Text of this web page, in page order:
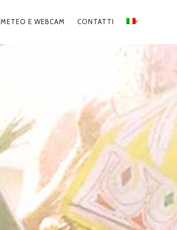
METEO E WEBCAM CONTATTI